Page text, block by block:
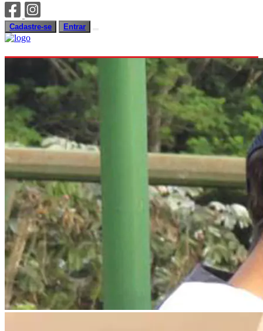
Cadastre-se Entrar